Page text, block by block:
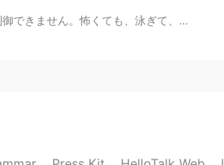
楽しすぎちゃった。岸から離れすぎて泳いだ。波は私を岸に泳...